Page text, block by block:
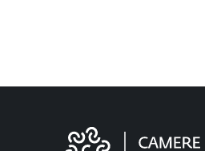
Informazioni